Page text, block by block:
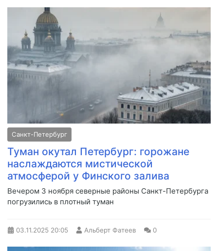
Санкт-Петербург
Туман окутал Петербург: горожане
наслаждаются мистической
атмосферой у Финского залива
Вечером 3 ноября северные районы Санкт-Петербурга
погрузились в плотный туман
03.11.2025 20:05 Альберт Фатеев 0